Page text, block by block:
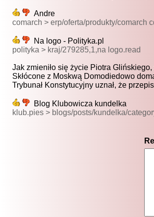
Andre
comarch > erp/oferta/produkty/comarch
Na logo - Polityka.pl
polityka > kraj/279285,1,na logo.read
Jak zmieniło się życie Piotra
Skłócone z Moskwą Domodiedowo
Trybunał Konstytucyjny uznał, że
Blog Klubowicza kundelka
klub.pies > blogs/posts/kundelka/